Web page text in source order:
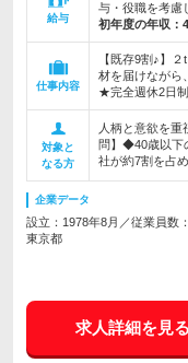
給与
与・役職を考慮
初年度の年収：
仕事内容
【既存9割♪】
材を届けながら
★完全週休2日
対象と
なる方
人柄と意欲を
問】◆40歳以下
社が約7割を占
企業データ
設立：1978年8月／従業員数
東京都
求人詳細を見る